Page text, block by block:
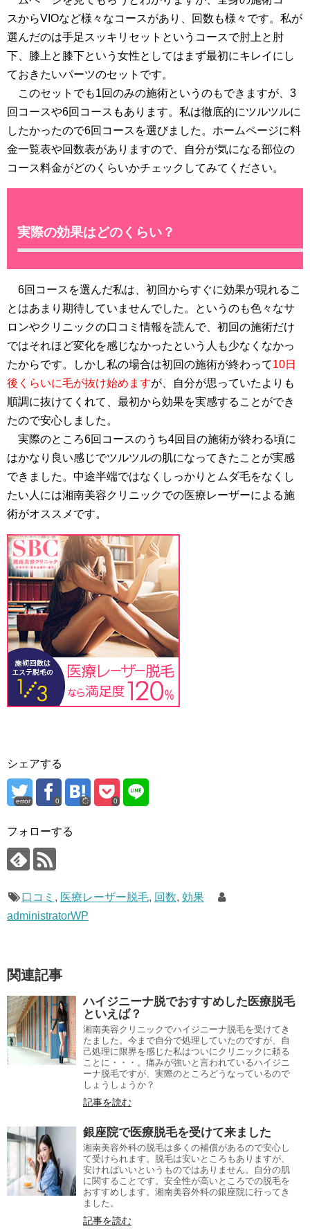
スからVIOなど様々なコースがあり、回数も様々です。私が
選んだのは手足スッキリセットというコースで肘上と肘
下、膝上と膝下という女性としてはまず最初にキレイにし
ておきたいパーツのセットです。
このセットでも1回のみの施術というのもできますが、3
回コースや6回コースもあります。私は徹底的にツルツルに
したかったので6回コースを選びました。ホームページに料
金一覧表や回数表がありますので、自分が気になる部位の
コース料金がどのくらいかチェックしてみてください。
実際の効果はどのくらい？
6回コースを選んだ私は、初回からすぐに効果が現れるこ
とはあまり期待していませんでした。というのも色々なサ
ロンやクリニックの口コミ情報を読んで、初回の施術だけ
ではそれほど変化を感じなかったという人も少なくなかっ
たからです。しかし私の場合は初回の施術が終わって10日
後くらいに毛が抜け始めますが、自分が思っていたよりも
順調に抜けてくれて、最初から効果を実感することができ
たので安心しました。
実際のところ6回コースのうち4回目の施術が終わる頃に
はかなり良い感じでツルツルの肌になってきたことが実感
できました。中途半端ではなくしっかりとムダ毛をなくし
たい人には湘南美容クリニックでの医療レーザーによる施
術がオススメです。
シェアする
error 0 0
フォローする
口コミ , 医療レーザー脱毛, 回数, 効果
administratorWP
関連記事
ハイジニーナ脱でおすすめした医療脱毛
といえば？
湘南美容クリニックでハイジニーナ脱毛を受けてき
たました。今まで自分で処理していたのですが、自
己処理に限界を感じた私はついにクリニックに頼る
ことに・・・。痛みが強いと言われているハイジニ
ーナ脱毛ですが、実際のところどうなっているので
しょうしょうか？
記事を読む
銀座院で医療脱毛を受けて来ました
湘南美容外科の脱毛は多くの補償があるので安心し
て受けられます。脱毛は安いところもありますが、
安ければいいというものではありません。自分の肌
に関することです。安全性が高いところでの脱毛を
おすすめします。湘南美容外科の銀座院に行ってき
ました。
記事を読む